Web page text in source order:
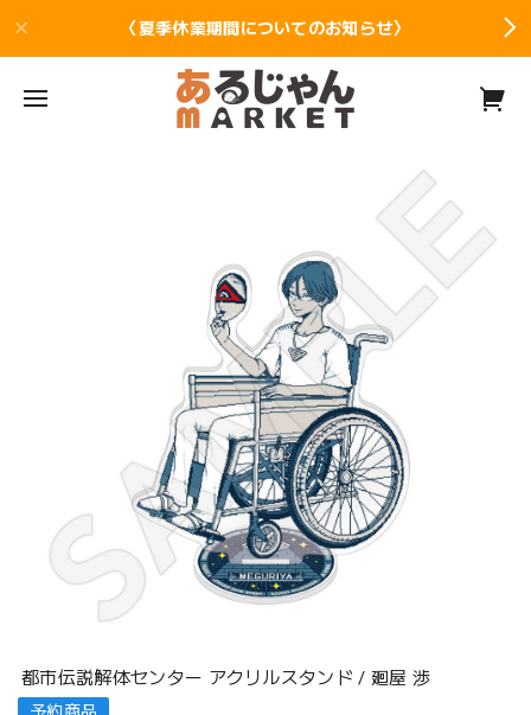
〈夏季休業期間についてのお知らせ〉
都市伝説解体センター アクリルスタンド / 廻屋 渉